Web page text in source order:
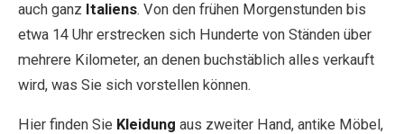
auch ganz Italiens. Von den frühen Morgenstunden bis
etwa 14 Uhr erstrecken sich Hunderte von Ständen über
mehrere Kilometer, an denen buchstäblich alles verkauft
wird, was Sie sich vorstellen können.
Hier finden Sie Kleidung aus zweiter Hand, antike Möbel,